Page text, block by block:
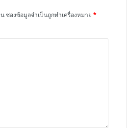
ช่องข้อมูลจำเป็นถูกทำเครื่องหมาย *